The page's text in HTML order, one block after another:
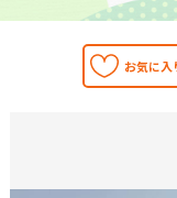
お気に入